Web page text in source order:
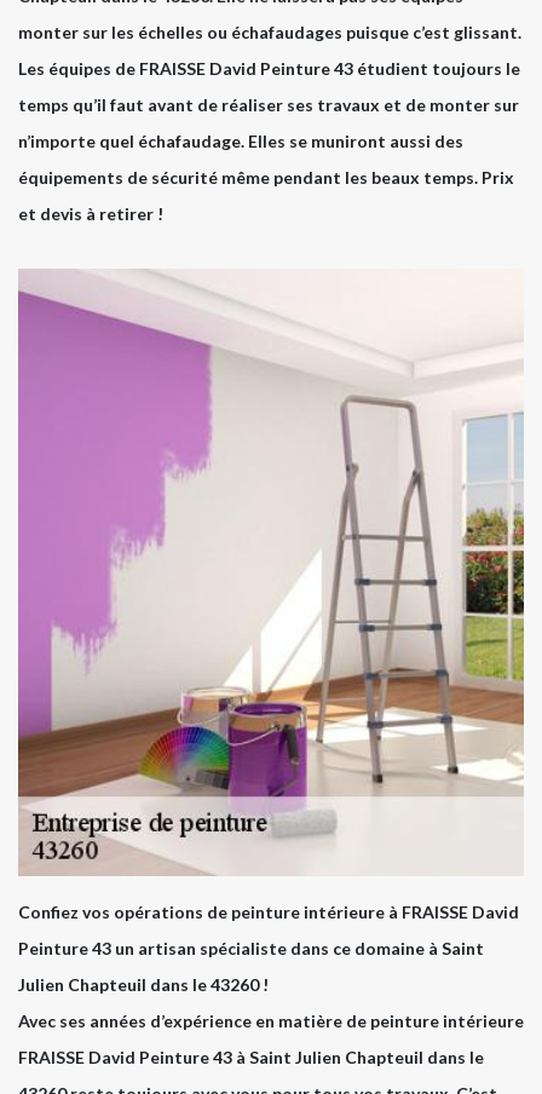
monter sur les échelles ou échafaudages puisque c’est glissant.
Les équipes de FRAISSE David Peinture 43 étudient toujours le
temps qu’il faut avant de réaliser ses travaux et de monter sur
n’importe quel échafaudage. Elles se muniront aussi des
équipements de sécurité même pendant les beaux temps. Prix
et devis à retirer !
Confiez vos opérations de peinture intérieure à FRAISSE David
Peinture 43 un artisan spécialiste dans ce domaine à Saint
Julien Chapteuil dans le 43260 !
Avec ses années d’expérience en matière de peinture intérieure
FRAISSE David Peinture 43 à Saint Julien Chapteuil dans le